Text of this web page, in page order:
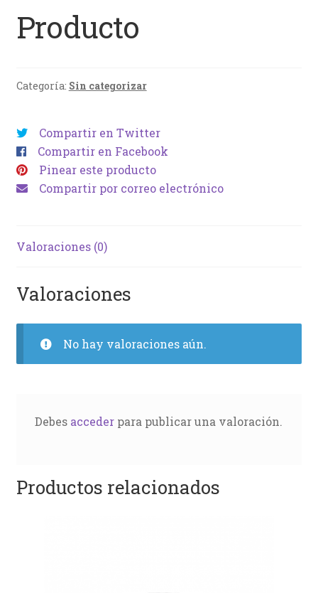
Producto
Categoría: Sin categorizar
Compartir en Twitter
Compartir en Facebook
Pinear este producto
Compartir por correo electrónico
Valoraciones (0)
Valoraciones
No hay valoraciones aún.
Debes accederpara publicar una valoración.
Productos relacionados